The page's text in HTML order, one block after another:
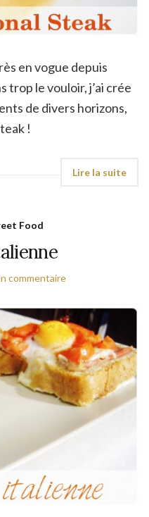
en vogue depuis
trop le vouloir, j’ai crée
de divers horizons,
!
Food
commentaire